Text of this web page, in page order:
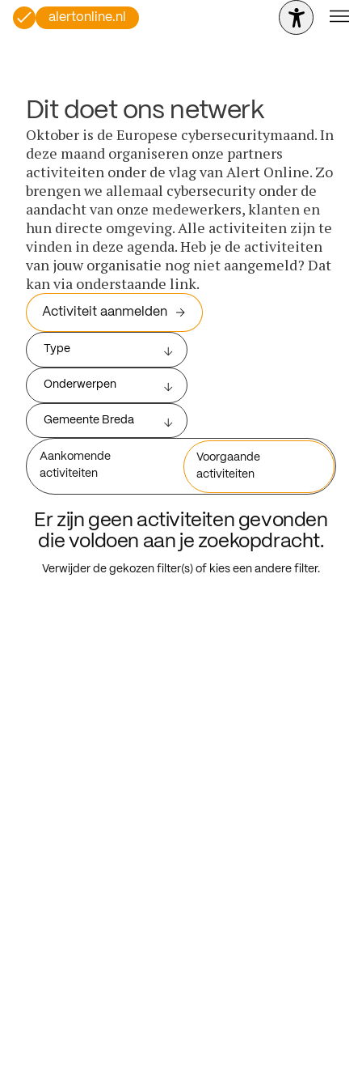
alertonline.nl
Dit doet ons netwerk
Oktober is de Europese cybersecuritymaand. In
deze maand organiseren onze partners
activiteiten onder de vlag van Alert Online. Zo
brengen we allemaal cybersecurity onder de
aandacht van onze medewerkers, klanten en
hun directe omgeving. Alle activiteiten zijn te
vinden in deze agenda. Heb je de activiteiten
van jouw organisatie nog niet aangemeld? Dat
kan via onderstaande link.
Activiteit aanmelden
Type
Onderwerpen
Gemeente Breda
Aankomende
activiteiten
Voorgaande
activiteiten
Er zijn geen activiteiten gevonden
die voldoen aan je zoekopdracht.
Verwijder de gekozen filter(s) of kies een andere filter.